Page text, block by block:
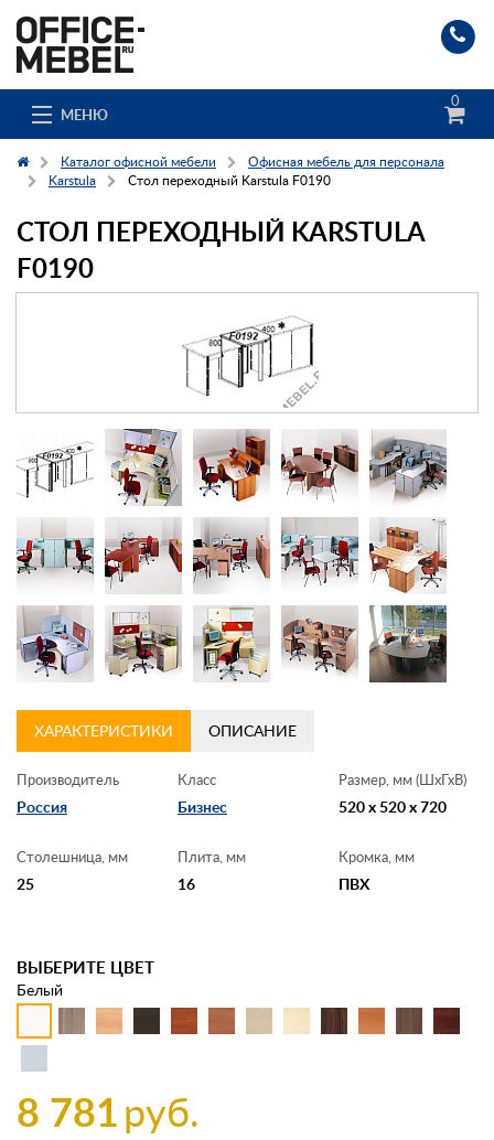
МЕНЮ
0
Каталог
О компании
Заказ каталога
Контакты
Заказать обратный звонок
Каталог офисной мебели
Офисная мебель для персонала
Karstula
Стол переходный Karstula F0190
СТОЛ ПЕРЕХОДНЫЙ KARSTULA
F0190
ХАРАКТЕРИСТИКИ ОПИСАНИЕ
Производитель
Россия
Класс
Бизнес
Размер, мм (ШхГхВ)
520 x 520 x 720
Столешница, мм
25
Плита, мм
16
Кромка, мм
ПВХ
ВЫБЕРИТЕ ЦВЕТ
Белый
8 781руб.